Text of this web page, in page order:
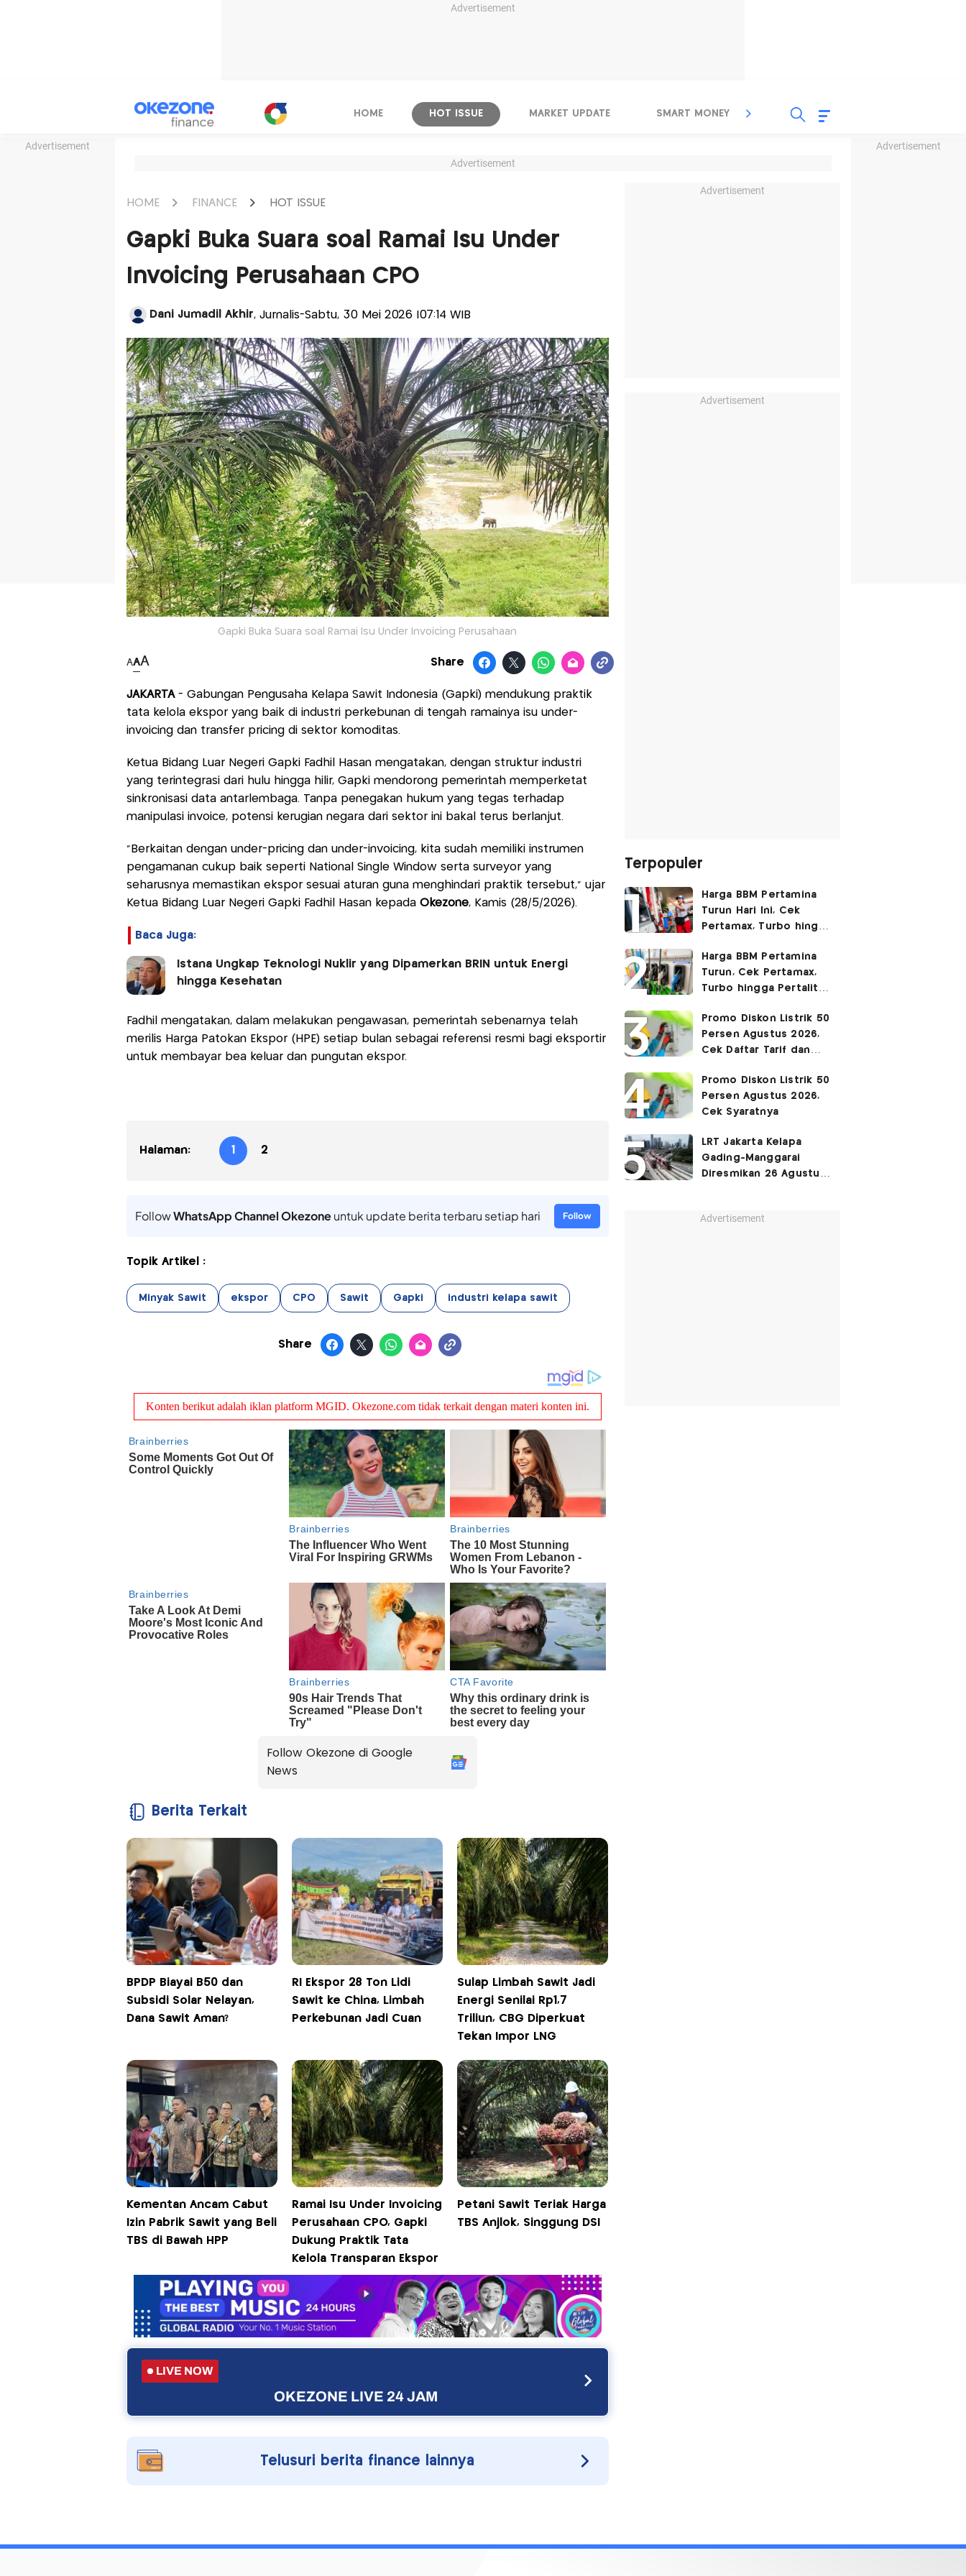
Advertisement
Advertisement Advertisement
HOME HOT ISSUE MARKET UPDATE SMART MONEY INSPIRASI BISNIS
Advertisement
HOME FINANCE HOT ISSUE
Gapki Buka Suara soal Ramai Isu Under
Invoicing Perusahaan CPO
Dani Jumadil Akhir, Jurnalis-Sabtu, 30 Mei 2026 |07:14 WIB
Gapki Buka Suara soal Ramai Isu Under Invoicing Perusahaan
AAA Share
JAKARTA - Gabungan Pengusaha Kelapa Sawit Indonesia (Gapki) mendukung praktik
tata kelola ekspor yang baik di industri perkebunan di tengah ramainya isu under-
invoicing dan transfer pricing di sektor komoditas.
Ketua Bidang Luar Negeri Gapki Fadhil Hasan mengatakan, dengan struktur industri
yang terintegrasi dari hulu hingga hilir, Gapki mendorong pemerintah memperketat
sinkronisasi data antarlembaga. Tanpa penegakan hukum yang tegas terhadap
manipulasi invoice, potensi kerugian negara dari sektor ini bakal terus berlanjut.
"Berkaitan dengan under-pricing dan under-invoicing, kita sudah memiliki instrumen
pengamanan cukup baik seperti National Single Window serta surveyor yang
seharusnya memastikan ekspor sesuai aturan guna menghindari praktik tersebut," ujar
Ketua Bidang Luar Negeri Gapki Fadhil Hasan kepada Okezone, Kamis (28/5/2026).
Baca Juga:
Istana Ungkap Teknologi Nuklir yang Dipamerkan BRIN untuk Energi
hingga Kesehatan
Fadhil mengatakan, dalam melakukan pengawasan, pemerintah sebenarnya telah
merilis Harga Patokan Ekspor (HPE) setiap bulan sebagai referensi resmi bagi eksportir
untuk membayar bea keluar dan pungutan ekspor.
Halaman: 1 2
FollowWhatsApp Channel Okezoneuntuk update berita terbaru setiap hari Follow
Topik Artikel :
Minyak Sawit ekspor CPO Sawit Gapki industri kelapa sawit
Share
Follow Okezone di Google
News
Berita Terkait
BPDP Biayai B50 dan
Subsidi Solar Nelayan,
Dana Sawit Aman?
RI Ekspor 28 Ton Lidi
Sawit ke China, Limbah
Perkebunan Jadi Cuan
Sulap Limbah Sawit Jadi
Energi Senilai Rp1,7
Triliun, CBG Diperkuat
Tekan Impor LNG
Kementan Ancam Cabut
Izin Pabrik Sawit yang Beli
TBS di Bawah HPP
Ramai Isu Under Invoicing
Perusahaan CPO, Gapki
Dukung Praktik Tata
Kelola Transparan Ekspor
Petani Sawit Teriak Harga
TBS Anjlok, Singgung DSI
LIVE NOW
OKEZONE LIVE 24 JAM
Telusuri berita finance lainnya
Advertisement
Advertisement
Terpopuler
Harga BBM Pertamina
Turun Hari Ini, Cek
Pertamax, Turbo hingga
2026
Harga BBM Pertamina
Turun, Cek Pertamax,
Turbo hingga Pertalite
Promo Diskon Listrik 50
Persen Agustus 2026,
Cek Daftar Tarif dan
Promo Diskon Listrik 50
Persen Agustus 2026,
Cek Syaratnya
LRT Jakarta Kelapa
Gading-Manggarai
Diresmikan 26 Agustus
Advertisement